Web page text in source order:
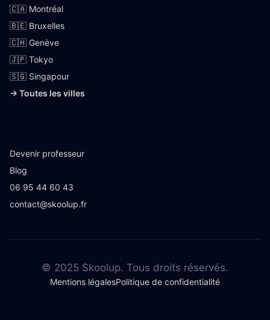
🇨🇦 Montréal
🇧🇪 Bruxelles
🇨🇭 Genève
🇯🇵 Tokyo
🇸🇬 Singapour
→ Toutes les villes
Devenir professeur
Blog
06 95 44 60 43
contact@skoolup.fr
© 2025 Skoolup. Tous droits réservés.
Mentions légalesPolitique de confidentialité